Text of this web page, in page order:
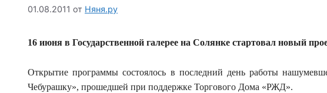
01.08.2011 от Няня.ру
16 июня в Государственной галерее на Солянке стартовал новый
Открытие программы состоялось в последний день работы
Чебурашку», прошедшей при поддержке Торгового Дома «РЖД».